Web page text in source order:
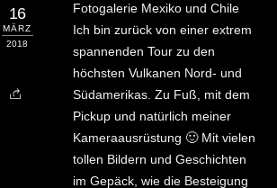
16
MÄRZ
2018
Fotogalerie Mexiko und Chile
Ich bin zurück von einer extrem
spannenden Tour zu den
höchsten Vulkanen Nord- und
Südamerikas. Zu Fuß, mit dem
Pickup und natürlich meiner
Kameraausrüstung 🙂 Mit vielen
tollen Bildern und Geschichten
im Gepäck, wie die Besteigung